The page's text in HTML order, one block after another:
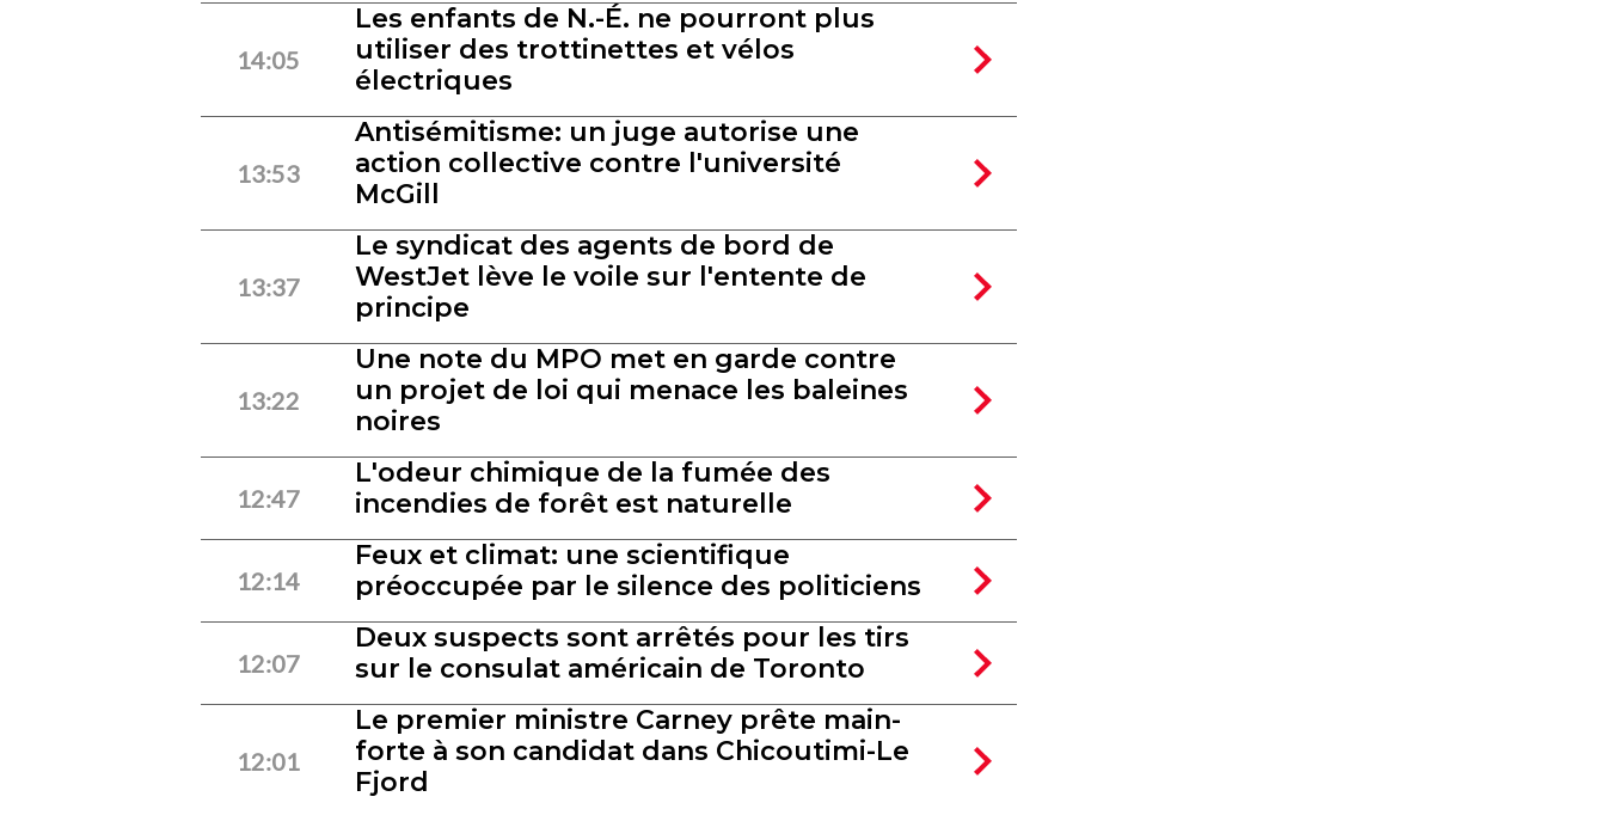
14:05
Les enfants de N.-É. ne pourront plus
utiliser des trottinettes et vélos
électriques
13:53
Antisémitisme: un juge autorise une
action collective contre l'université
McGill
13:37
Le syndicat des agents de bord de
WestJet lève le voile sur l'entente de
principe
13:22
Une note du MPO met en garde contre
un projet de loi qui menace les baleines
noires
12:47
L'odeur chimique de la fumée des
incendies de forêt est naturelle
12:14
Feux et climat: une scientifique
préoccupée par le silence des politiciens
12:07
Deux suspects sont arrêtés pour les tirs
sur le consulat américain de Toronto
12:01
Le premier ministre Carney prête main-
forte à son candidat dans Chicoutimi-Le
Fjord